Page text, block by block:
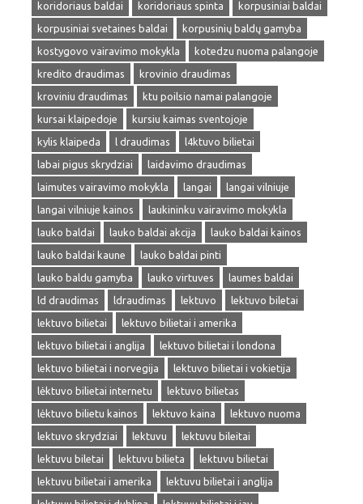
koridoriaus baldai
koridoriaus spinta
korpusiniai baldai
korpusiniai svetaines baldai
korpusinių baldų gamyba
kostygovo vairavimo mokykla
kotedzu nuoma palangoje
kredito draudimas
krovinio draudimas
kroviniu draudimas
ktu poilsio namai palangoje
kursai klaipedoje
kursiu kaimas sventojoje
kylis klaipeda
l draudimas
l4ktuvo bilietai
labai pigus skrydziai
laidavimo draudimas
laimutes vairavimo mokykla
langai
langai vilniuje
langai vilniuje kainos
laukininku vairavimo mokykla
lauko baldai
lauko baldai akcija
lauko baldai kainos
lauko baldai kaune
lauko baldai pinti
lauko baldu gamyba
lauko virtuves
laumes baldai
ld draudimas
ldraudimas lektuvo
lektuvo biletai
lektuvo bilietai
lektuvo bilietai i amerika
lektuvo bilietai i anglija
lektuvo bilietai i londona
lektuvo bilietai i norvegija
lektuvo bilietai i vokietija
lėktuvo bilietai internetu
lektuvo bilietas
lėktuvo bilietu kainos
lektuvo kaina
lektuvo nuoma
lektuvo skrydziai
lektuvu
lektuvu bileitai
lektuvu biletai
lektuvu bilieta
lektuvu bilietai
lektuvu bilietai i amerika
lektuvu bilietai i anglija